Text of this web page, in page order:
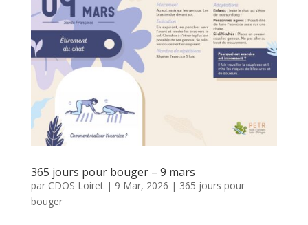
365 jours pour bouger – 9 mars
par CDOS Loiret| 9 Mar, 2026 | 365 jours pour
bouger